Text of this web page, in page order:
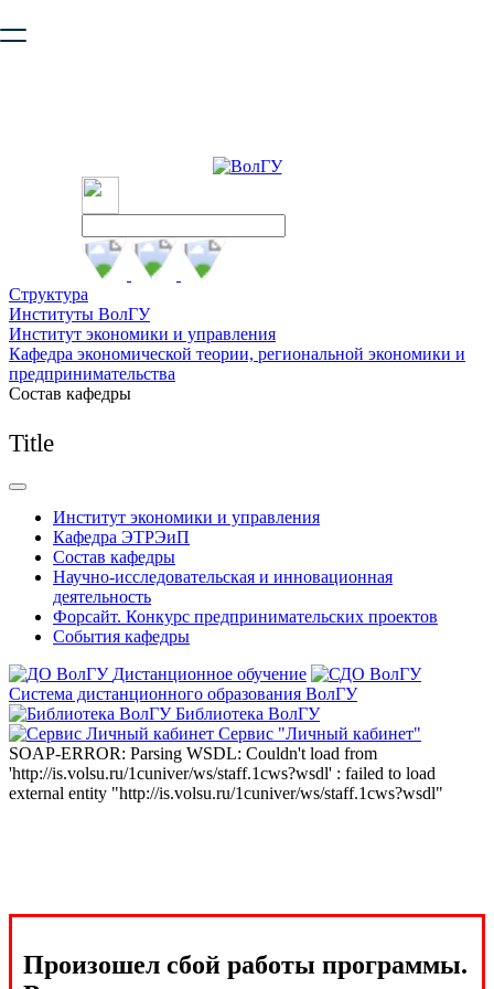
безопасную работу с сайтом. Пожалуйста
Структура
Институты ВолГУ
Институт экономики и управления
Кафедра экономической теории, региональной экономики и
предпринимательства
Состав кафедры
Title
Институт экономики и управления
Кафедра ЭТРЭиП
Состав кафедры
Научно-исследовательская и инновационная
деятельность
Форсайт. Конкурс предпринимательских проектов
События кафедры
Дистанционное обучение
Система дистанционного образования ВолГУ
Библиотека ВолГУ
Сервис "Личный кабинет"
SOAP-ERROR: Parsing WSDL: Couldn't load from
'http://is.volsu.ru/1cuniver/ws/staff.1cws?wsdl' : failed to load
external entity "http://is.volsu.ru/1cuniver/ws/staff.1cws?wsdl"
Произошел сбой работы программы.